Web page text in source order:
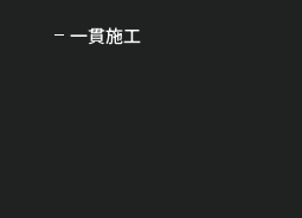
一貫施工